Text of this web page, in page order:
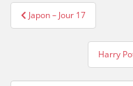
Navigation
de
Japon – Jour 17
Harry